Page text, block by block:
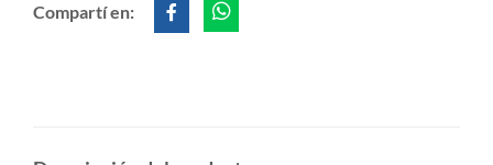
Compartí en: